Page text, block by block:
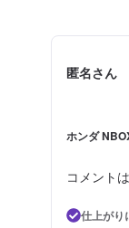
匿名さん
ホンダ
コメント
仕上がり